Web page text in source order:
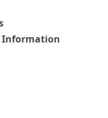
Information